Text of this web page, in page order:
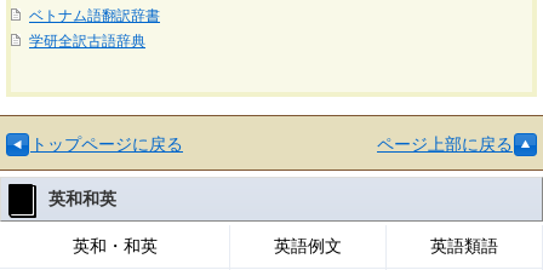
ベトナム語翻訳辞書
学研全訳古語辞典
トップページに戻る ページ上部に戻る
英和和英
英和・和英 英語例文 英語類語